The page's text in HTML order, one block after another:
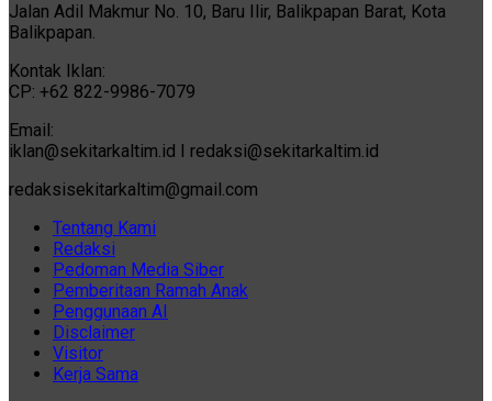
Jalan Adil Makmur No. 10, Baru Ilir, Balikpapan Barat, Kota
Balikpapan.
Kontak Iklan:
CP: +62 822-9986-7079
Email:
iklan@sekitarkaltim.id I redaksi@sekitarkaltim.id
redaksisekitarkaltim@gmail.com
Tentang Kami
Redaksi
Pedoman Media Siber
Pemberitaan Ramah Anak
Penggunaan AI
Disclaimer
Visitor
Kerja Sama